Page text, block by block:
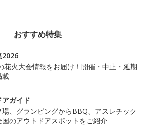
おすすめ特集
2026
花火大会情報をお届け！開催・中止・延期
載
アガイド
場、グランピングからBBQ、アスレチック
国のアウトドアスポットをご紹介